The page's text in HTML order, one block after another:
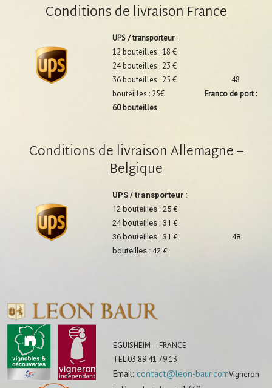
Conditions de livraison France
UPS / transporteur:
12 bouteilles : 18 €
24 bouteilles : 23 €
36 bouteilles : 25 € 48
bouteilles : 25€
Franco de port :
60 bouteilles
Conditions de livraison Allemagne –
Belgique
UPS / transporteur :
12 bouteilles : 25 €
24 bouteilles : 31 €
36 bouteilles : 31 € 48
bouteilles : 42 €
EGUISHEIM – FRANCE
TEL 03 89 41 79 13
Email: contact@leon-baur.comVigneron